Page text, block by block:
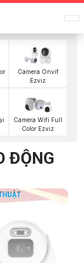
Camera Onvif
Ezviz
Camera Wifi Full
Color Ezviz
ĐỘNG